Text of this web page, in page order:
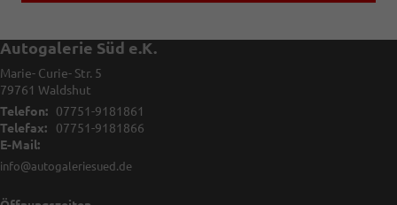
Autogalerie Süd e.K.
Marie- Curie- Str. 5
79761 Waldshut
Telefon:
07751-9181861
Telefax:
07751-9181866
E-Mail:
info@autogaleriesued.de